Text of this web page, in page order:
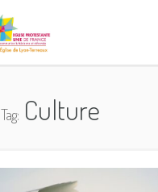
Tag:Culture